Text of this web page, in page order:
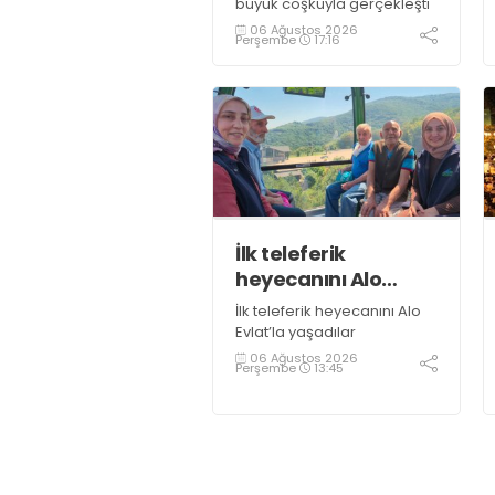
06 Ağustos 2026
Perşembe 17:16
İlk teleferik
heyecanını Alo
Evlat’la yaşadılar
İlk teleferik heyecanını Alo
Evlat’la yaşadılar
06 Ağustos 2026
Perşembe 13:45